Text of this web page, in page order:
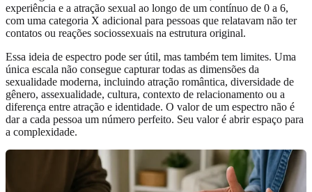
experiência e a atração sexual ao longo de um contínuo de 0 a 6,
com uma categoria X adicional para pessoas que relatavam não ter
contatos ou reações sociossexuais na estrutura original.
Essa ideia de espectro pode ser útil, mas também tem limites. Uma
única escala não consegue capturar todas as dimensões da
sexualidade moderna, incluindo atração romântica, diversidade de
gênero, assexualidade, cultura, contexto de relacionamento ou a
diferença entre atração e identidade. O valor de um espectro não é
dar a cada pessoa um número perfeito. Seu valor é abrir espaço para
a complexidade.